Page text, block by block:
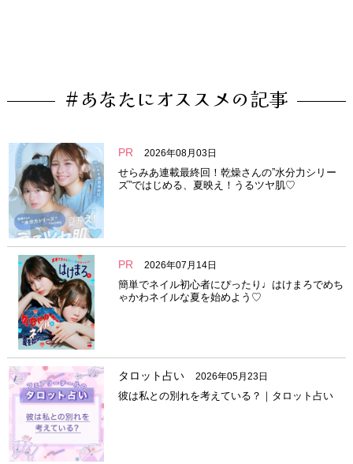
#あなたにオススメの記事
PR 2026年08月03日
せらみあ連載最終回！乾燥さんの”水分力シリー
ズ”ではじめる、夏映え！うるツヤ肌♡
PR 2026年07月14日
簡単でネイル初心者にぴったり♩はけまろでめち
ゃかわネイルな夏を始めよう♡
タロット占い 2026年05月23日
彼は私との別れを考えている？｜タロット占い